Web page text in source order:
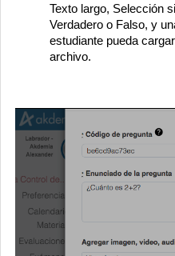
Texto largo, Selección
Verdadero o Falso, y
estudiante pueda
archivo.